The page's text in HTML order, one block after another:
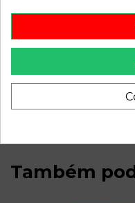
Recambio de maneta
peugeot 407 2.0 16v hdi
2.0 16v hdi fap cat (rhr /
Também